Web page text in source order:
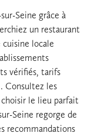
Seine grâce à
un restaurant
locale
vérifiés, tarifs
Consultez les
le lieu parfait
Seine regorge de
recommandations